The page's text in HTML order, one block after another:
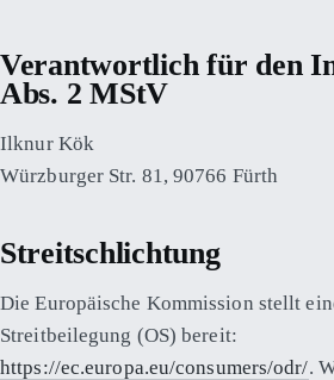
Verantwortlich für den
Abs. 2 MStV
Ilknur Kök
Würzburger Str. 81, 90766 Fürth
Streitschlichtung
Die Europäische Kommission stellt
Streitbeilegung (OS) bereit:
https://ec.europa.eu/consumers/odr/.